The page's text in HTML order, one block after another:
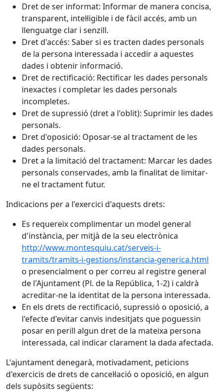
Dret de ser informat: Informar de manera concisa,
transparent, intel·ligible i de fàcil accés, amb un
llenguatge clar i senzill.
Dret d'accés: Saber si es tracten dades personals
de la persona interessada i accedir a aquestes
dades i obtenir informació.
Dret de rectificació: Rectificar les dades personals
inexactes i completar les dades personals
incompletes.
Dret de supressió (dret a l'oblit): Suprimir les dades
personals.
Dret d'oposició: Oposar-se al tractament de les
dades personals.
Dret a la limitació del tractament: Marcar les dades
personals conservades, amb la finalitat de limitar-
ne el tractament futur.
Indicacions per a l'exercici d'aquests drets:
Es requereix complimentar un model general
d'instància, per mitjà de la seu electrònica
http://www.montesquiu.cat/serveis-i-
tramits/tramits-i-gestions/instancia-generica.html
o presencialment o per correu al registre general
de l'Ajuntament (Pl. de la República, 1-2) i caldrà
acreditar-ne la identitat de la persona interessada.
En els drets de rectificació, supressió o oposició, a
l'efecte d'evitar canvis indesitjats que poguessin
posar en perill algun dret de la mateixa persona
interessada, cal indicar clarament la dada afectada.
L'ajuntament denegarà, motivadament, peticions
d'exercicis de drets de cancel·lació o oposició, en algun
dels supòsits següents: